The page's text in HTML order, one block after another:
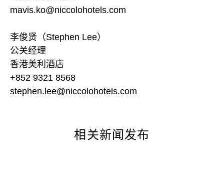
mavis.ko@niccolohotels.com
李俊贤（Stephen Lee）
公关经理
香港美利酒店
+852 9321 8568
stephen.lee@niccolohotels.com
相关新闻发布